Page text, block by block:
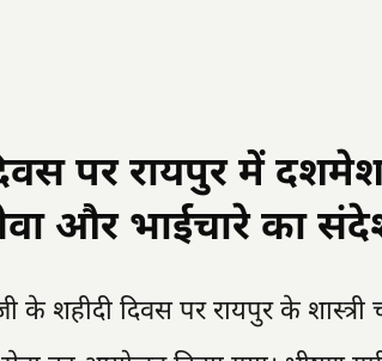
पर रायपुर में दशमेश
और भाईचारे का
के शहीदी दिवस पर रायपुर के